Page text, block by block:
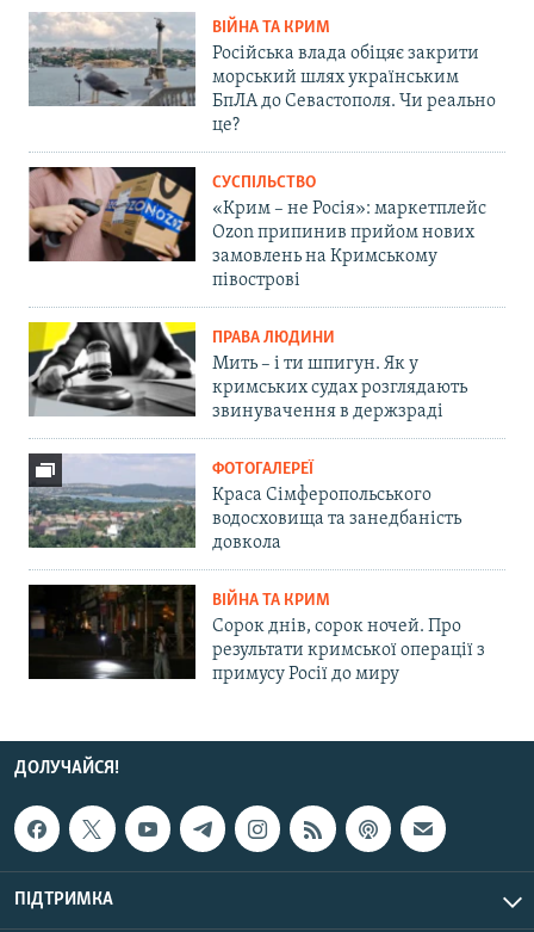
ВІЙНА ТА КРИМ
Російська влада обіцяє закрити
морський шлях українським
БпЛА до Севастополя. Чи реально
це?
СУСПІЛЬСТВО
«Крим – не Росія»: маркетплейс
Ozon припинив прийом нових
замовлень на Кримському
півострові
ПРАВА ЛЮДИНИ
Мить – і ти шпигун. Як у
кримських судах розглядають
звинувачення в держзраді
ФОТОГАЛЕРЕЇ
Краса Сімферопольського
водосховища та занедбаність
довкола
ВІЙНА ТА КРИМ
Сорок днів, сорок ночей. Про
результати кримської операції з
примусу Росії до миру
ДОЛУЧАЙСЯ!
ПІДТРИМКА